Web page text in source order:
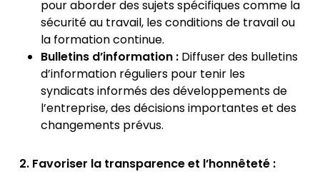
pour aborder des sujets spécifiques comme la
sécurité au travail, les conditions de travail ou
la formation continue.
Bulletins d’information :Diffuser des bulletins
d’information réguliers pour tenir les
syndicats informés des développements de
l’entreprise, des décisions importantes et des
changements prévus.
2. Favoriser la transparence et l’honnêteté :